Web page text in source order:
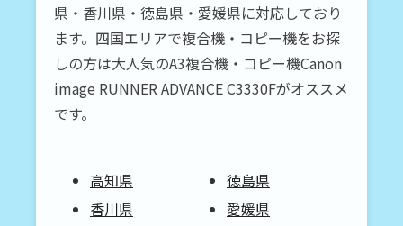
県・香川県・徳島県・愛媛県に対応しており
ます。四国エリアで複合機・コピー機をお探
しの方は大人気のA3複合機・コピー機Canon
image RUNNER ADVANCE C3330Fがオススメ
です。
高知県
香川県
徳島県
愛媛県